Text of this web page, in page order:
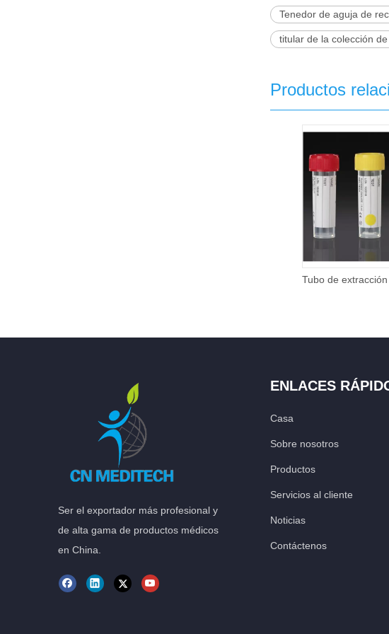
Tenedor de aguja de
titular de la colección
Productos
Ser el exportador más profesional y
de alta gama de productos médicos
en China.
ENLACES
Casa
Sobre nosotros
Productos
Servicios al cliente
Noticias
Contáctenos